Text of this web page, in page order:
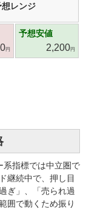
想レンジ
円
予想安値
2,200円
系指標では中立圏で
継続中で、押し目
ぎ」、「売られ過
囲で動くため振り